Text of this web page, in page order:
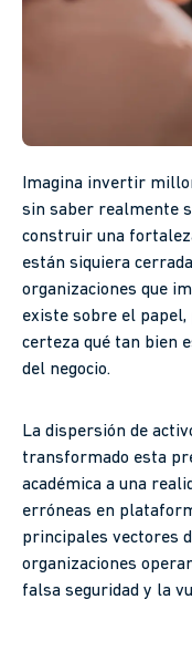
Imagina invertir
sin saber realmente
construir una
están siquiera
organizaciones que
existe sobre el papel,
certeza qué tan bien
del negocio.
La dispersión de
transformado esta
académica a una
erróneas en
principales vectores
organizaciones
falsa seguridad y la